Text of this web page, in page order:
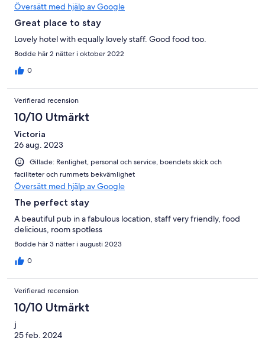
Översätt med hjälp av Google
Great place to stay
Lovely hotel with equally lovely staff. Good food too.
Bodde här 2 nätter i oktober 2022
0
Verifierad recension
10/10 Utmärkt
Victoria
26 aug. 2023
Gillade: Renlighet, personal och service, boendets skick och
faciliteter och rummets bekvämlighet
Översätt med hjälp av Google
The perfect stay
A beautiful pub in a fabulous location, staff very friendly, food
delicious, room spotless
Bodde här 3 nätter i augusti 2023
0
Verifierad recension
10/10 Utmärkt
j
25 feb. 2024